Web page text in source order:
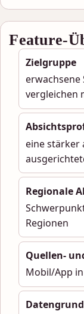
Feature-
Zielgruppe
vergleichen
eine stärker
Regionale
Regionen
Quellen-
Mobil/App